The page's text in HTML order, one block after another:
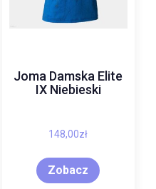
Joma Damska Elite
IX Niebieski
148,00zł
Zobacz